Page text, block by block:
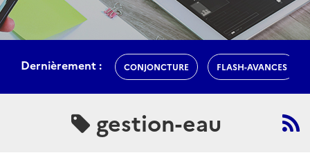
Dernièrement : CONJONCTURE FLASH-AVANCES
gestion-eau